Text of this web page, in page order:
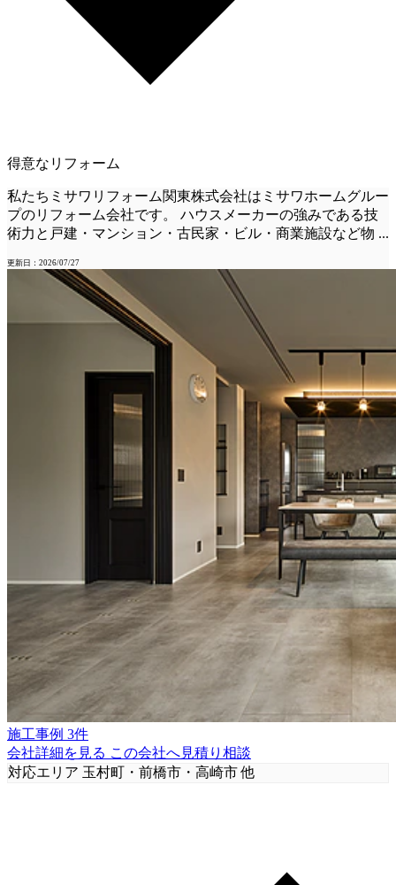
得意なリフォーム
私たちミサワリフォーム関東株式会社はミサワホームグルー
プのリフォーム会社です。 ハウスメーカーの強みである技
術力と戸建・マンション・古民家・ビル・商業施設など物 ...
更新日：2026/07/27
施工事例 3件
会社詳細を見る この会社へ見積り相談
対応エリア 玉村町・前橋市・高崎市 他